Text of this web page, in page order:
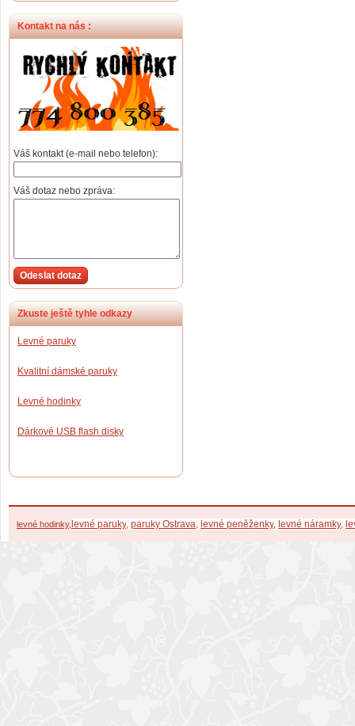
Kontakt na nás :
Váš kontakt (e-mail nebo telefon):
Váš dotaz nebo zpráva:
Odeslat dotaz
Zkuste ještě tyhle odkazy
Levné paruky
Kvalitní dámské paruky
Levné hodinky
Dárkové USB flash disky
levné hodinky, levné paruky, paruky Ostrava, levné peněženky, levné náramky,